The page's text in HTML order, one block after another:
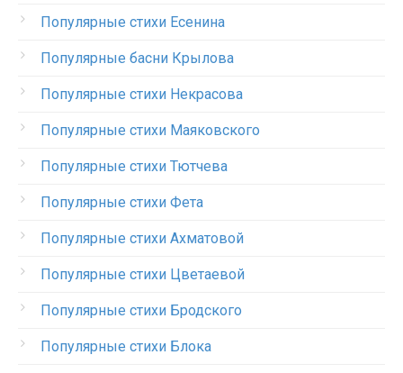
Популярные стихи Есенина
Популярные басни Крылова
Популярные стихи Некрасова
Популярные стихи Маяковского
Популярные стихи Тютчева
Популярные стихи Фета
Популярные стихи Ахматовой
Популярные стихи Цветаевой
Популярные стихи Бродского
Популярные стихи Блока